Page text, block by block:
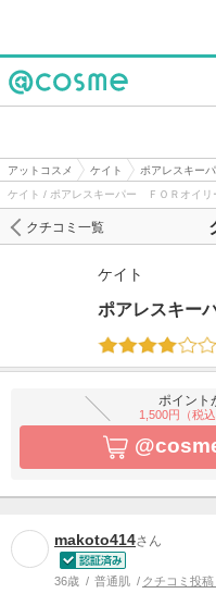
アットコスメ ケイト ポアレスキー
ケイト / ポアレスキーパー ＦＯＲオイリ
クチコミ一覧
ケイト
ポアレスキー
ポイント
1,500円（税
makoto414さん
36歳 普通肌 クチコミ投